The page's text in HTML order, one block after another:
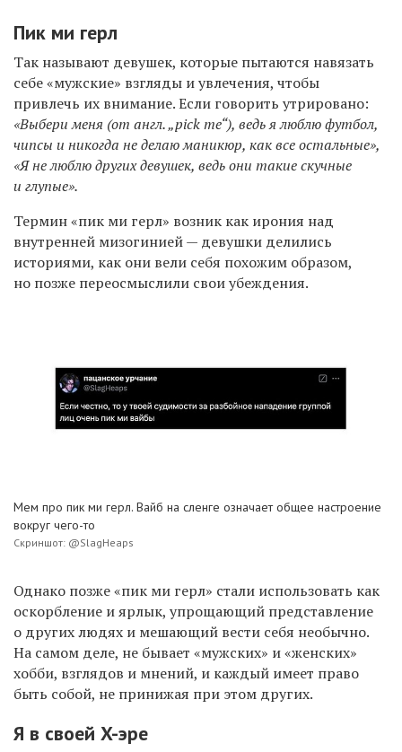
Пик ми герл
Так называют девушек, которые пытаются навязать
себе «мужские» взгляды и увлечения, чтобы
привлечь их внимание. Если говорить утрировано:
«Выбери меня (от англ. „pick me“), ведь я люблю футбол,
чипсы и никогда не делаю маникюр, как все остальные»,
«Я не люблю других девушек, ведь они такие скучные
и глупые».
Термин «пик ми герл» возник как ирония над
внутренней мизогинией — девушки делились
историями, как они вели себя похожим образом,
но позже переосмыслили свои убеждения.
Мем про пик ми герл. Вайб на сленге означает общее настроение
вокруг чего-то
Скриншот: @SlagHeaps
Однако позже «пик ми герл» стали использовать как
оскорбление и ярлык, упрощающий представление
о других людях и мешающий вести себя необычно.
На самом деле, не бывает «мужских» и «женских»
хобби, взглядов и мнений, и каждый имеет право
быть собой, не принижая при этом других.
Я в своей X-эре